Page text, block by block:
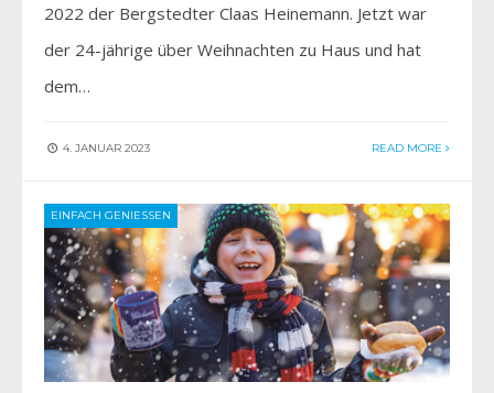
2022 der Bergstedter Claas Heinemann. Jetzt war
der 24-jährige über Weihnachten zu Haus und hat
dem…
4. JANUAR 2023 READ MORE
EINFACH GENIESSEN